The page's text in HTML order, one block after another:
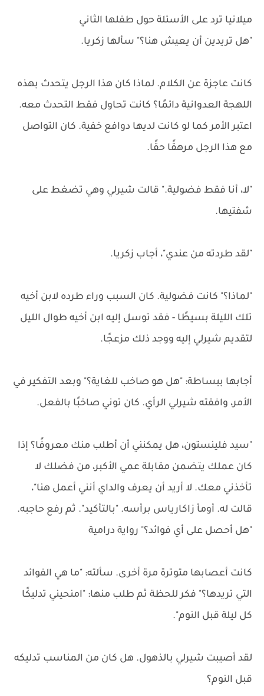
ميلانيا ترد على الأسئلة حول طفلها الثاني
"هل تريدين أن يعيش هنا؟" سألها زكريا.
كانت عاجزة عن الكلام. لماذا كان هذا الرجل يتحدث بهذه
اللهجة العدوانية دائمًا؟ كانت تحاول فقط التحدث معه.
اعتبر الأمر كما لو كانت لديها دوافع خفية. كان التواصل
مع هذا الرجل مرهقًا حقًا.
"لا، أنا فقط فضولية." قالت شيرلي وهي تضغط على
شفتيها.
"لقد طردته من عندي"، أجاب زكريا.
"لماذا؟" كانت فضولية. كان السبب وراء طرده لابن أخيه
تلك الليلة بسيطًا - فقد توسل إليه ابن أخيه طوال الليل
لتقديم شيرلي إليه ووجد ذلك مزعجًا.
أجابها ببساطة: "هل هو صاخب للغاية؟" وبعد التفكير في
الأمر، وافقته شيرلي الرأي. كان توني صاخبًا بالفعل.
"سيد فلينستون، هل يمكنني أن أطلب منك معروفًا؟ إذا
كان عملك يتضمن مقابلة عمي الأكبر، من فضلك لا
تأخذني معك. لا أريد أن يعرف والداي أنني أعمل هنا"،
قالت له. أومأ زاكارياس برأسه. "بالتأكيد". ثم رفع حاجبه.
"هل أحصل على أي فوائد؟" رواية درامية
كانت أعصابها متوترة مرة أخرى. سألته: "ما هي الفوائد
التي تريدها؟" فكر للحظة ثم طلب منها: "امنحيني تدليكًا
كل ليلة قبل النوم".
لقد أصيبت شيرلي بالذهول. هل كان من المناسب تدليكه
قبل النوم؟